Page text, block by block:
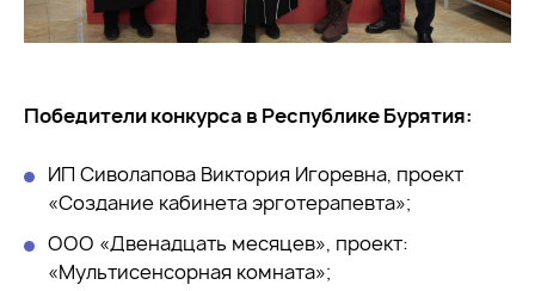
Победители конкурса в Республике Бурятия:
ИП Сиволапова Виктория Игоревна, проект
«Создание кабинета эрготерапевта»;
ООО «Двенадцать месяцев», проект:
«Мультисенсорная комната»;